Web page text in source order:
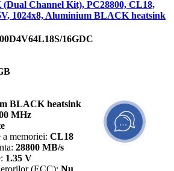
Channel Kit), PC28800, CL18,
1024x8, Aluminium BLACK heatsink
16GDC
BLACK heatsink
MHz
a memoriei: CL18
28800 MB/s
1.35 V
(ECC): Nu